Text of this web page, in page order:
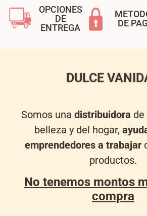
OPCIONES
DE
ENTREGA
DE
DULCE
Somos una distribuidora
belleza y del hogar,
emprendedores a trabajar
productos.
No tenemos montos
compra